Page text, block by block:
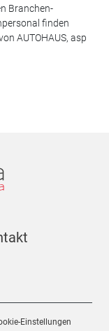
Branchen-
finden
AUTOHAUS, asp
Einstellungen